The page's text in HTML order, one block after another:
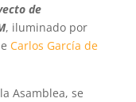
de
, iluminado por
Carlos García de
Asamblea, se